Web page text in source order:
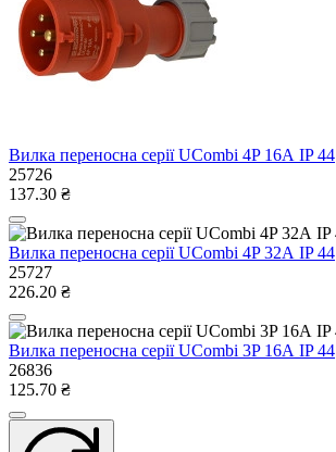
Вилка переносна серії UCombi 4P 16А IP 44
25726
137.30 ₴
Вилка переносна серії UCombi 4P 32А IP 44
25727
226.20 ₴
Вилка переносна серії UCombi 3P 16А IP 44
26836
125.70 ₴